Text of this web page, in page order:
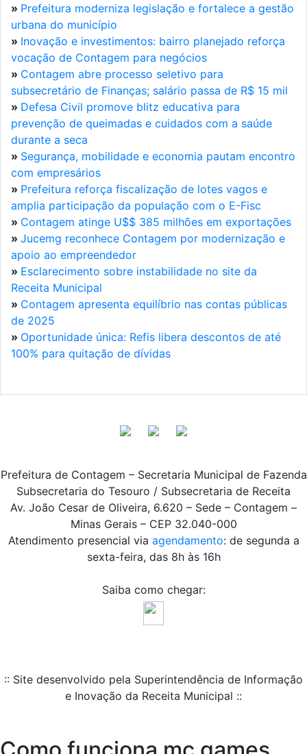
» Prefeitura moderniza legislação e fortalece a gestão
urbana do município
» Inovação e investimentos: bairro planejado reforça
vocação de Contagem para negócios
» Contagem abre processo seletivo para
subsecretário de Finanças; salário passa de R$ 15 mil
» Defesa Civil promove blitz educativa para
prevenção de queimadas e cuidados com a saúde
durante a seca
» Segurança, mobilidade e economia pautam encontro
com empresários
» Prefeitura reforça fiscalização de lotes vagos e
amplia participação da população com o E-Fisc
» Contagem atinge U$$ 385 milhões em exportações
» Jucemg reconhece Contagem por modernização e
apoio ao empreendedor
» Esclarecimento sobre instabilidade no site da
Receita Municipal
» Contagem apresenta equilíbrio nas contas públicas
de 2025
» Oportunidade única: Refis libera descontos de até
100% para quitação de dívidas
Prefeitura de Contagem – Secretaria Municipal de Fazenda
Subsecretaria do Tesouro / Subsecretaria de Receita
Av. João Cesar de Oliveira, 6.620 – Sede – Contagem –
Minas Gerais – CEP 32.040-000
Atendimento presencial via agendamento: de segunda a
sexta-feira, das 8h às 16h
Saiba como chegar:
:: Site desenvolvido pela Superintendência de Informação
e Inovação da Receita Municipal ::